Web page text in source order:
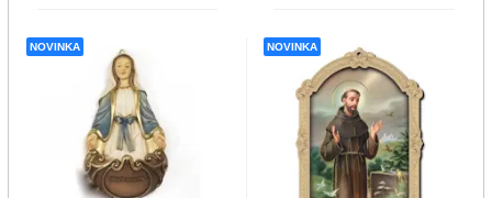
NOVINKA NOVINKA